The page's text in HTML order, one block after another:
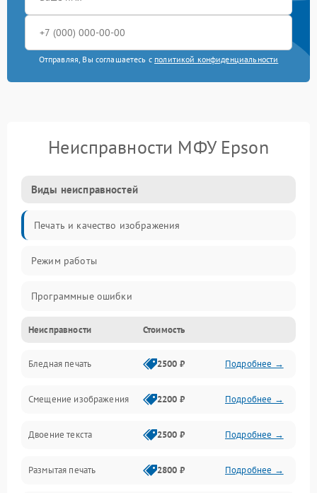
Отправляя, Вы соглашаетесь с политикой конфиденциальности
Неисправности МФУ Epson
Виды неисправностей
Печать и качество изображения
Режим работы
Программные ошибки
Картриджи и расходники
Сканер и копирование
Механика и узлы
Программные сбои
Подключение и интерфейсы
Неисправности Стоимость
Бледная печать 2500 ₽ Подробнее →
Смещение изображения 2200 ₽ Подробнее →
Двоение текста 2500 ₽ Подробнее →
Размытая печать 2800 ₽ Подробнее →